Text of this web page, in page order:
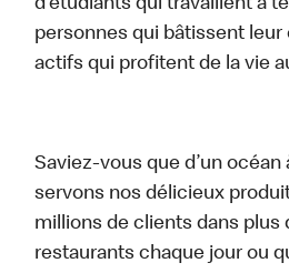
d’étudiants qui travaillent à
personnes qui bâtissent leur
actifs qui profitent de la vie
Saviez-vous que d’un océan
servons nos délicieux
millions de clients dans plus
restaurants chaque jour ou